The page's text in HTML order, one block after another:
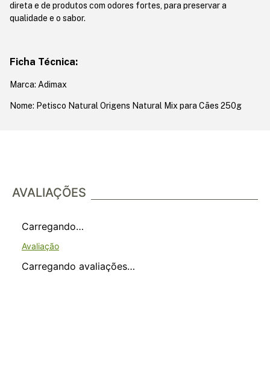
direta e de produtos com odores fortes, para preservar a
qualidade e o sabor.
Ficha Técnica:
Marca: Adimax
Nome: Petisco Natural Origens Natural Mix para Cães 250g
AVALIAÇÕES
Carregando…
Carregando avaliações…